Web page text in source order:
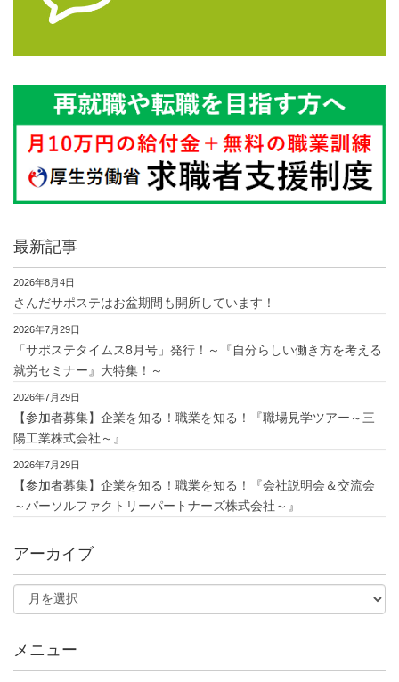
最新記事
2026年8月4日
さんだサポステはお盆期間も開所しています！
2026年7月29日
「サポステタイムス8月号」発行！～『自分らしい働き方を考える
就労セミナー』大特集！～
2026年7月29日
【参加者募集】企業を知る！職業を知る！『職場見学ツアー～三
陽工業株式会社～』
2026年7月29日
【参加者募集】企業を知る！職業を知る！『会社説明会＆交流会
～パーソルファクトリーパートナーズ株式会社～』
アーカイブ
メニュー